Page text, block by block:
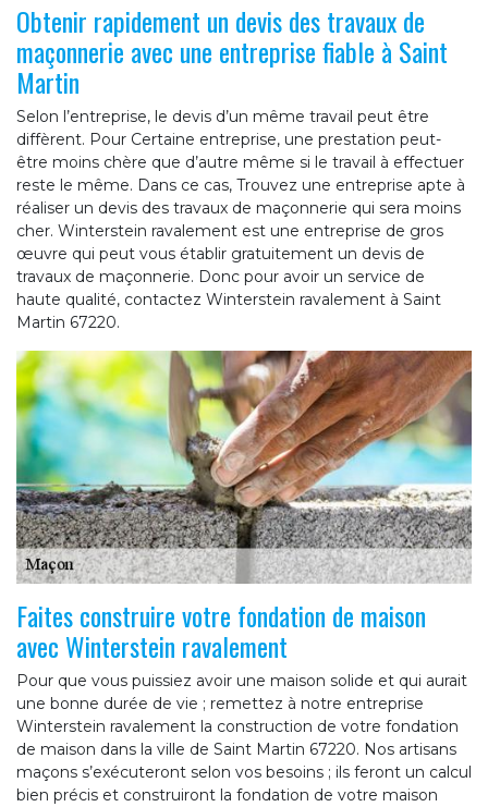
Obtenir rapidement un devis des travaux de
maçonnerie avec une entreprise fiable à Saint
Martin
Selon l’entreprise, le devis d’un même travail peut être
diffèrent. Pour Certaine entreprise, une prestation peut-
être moins chère que d’autre même si le travail à effectuer
reste le même. Dans ce cas, Trouvez une entreprise apte à
réaliser un devis des travaux de maçonnerie qui sera moins
cher. Winterstein ravalement est une entreprise de gros
œuvre qui peut vous établir gratuitement un devis de
travaux de maçonnerie. Donc pour avoir un service de
haute qualité, contactez Winterstein ravalement à Saint
Martin 67220.
Faites construire votre fondation de maison
avec Winterstein ravalement
Pour que vous puissiez avoir une maison solide et qui aurait
une bonne durée de vie ; remettez à notre entreprise
Winterstein ravalement la construction de votre fondation
de maison dans la ville de Saint Martin 67220. Nos artisans
maçons s’exécuteront selon vos besoins ; ils feront un calcul
bien précis et construiront la fondation de votre maison